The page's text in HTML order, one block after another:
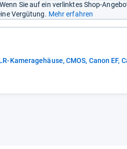
Sie auf ein verlinktes Shop-
Vergütung. Mehr erfahren
Kameragehäuse, CMOS, Canon EF,